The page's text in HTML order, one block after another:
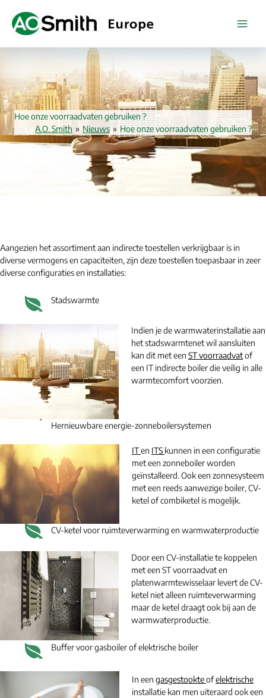
naar
Hoe onze voorraadvaten gebruiken ?
A.O. Smith » Nieuws » Hoe onze voorraadvaten gebruiken ?
Aangezien het assortiment aan indirecte toestellen verkrijgbaar is in
diverse vermogens en capaciteiten, zijn deze toestellen toepasbaar in zeer
diverse configuraties en installaties:
Stadswarmte
Indien je de warmwaterinstallatie aan
het stadswarmtenet wil aansluiten
kan dit met een ST voorraadvatof
een IT indirecte boiler die veilig in alle
warmtecomfort voorzien.
Hernieuwbare energie-zonneboilersystemen
ITen ITS kunnen in een configuratie
met een zonneboiler worden
geïnstalleerd. Ook een zonnesysteem
met een reeds aanwezige boiler, CV-
ketel of combiketel is mogelijk.
CV-ketel voor ruimteverwarming en warmwaterproductie
Door een CV-installatie te koppelen
met een ST voorraadvat en
platenwarmtewisselaar levert de CV-
ketel niet alleen ruimteverwarming
maar de ketel draagt ook bij aan de
warmwaterproductie.
Buffer voor gasboiler of elektrische boiler
In een gasgestookteofelektrische
installatie kan men uiteraard ook een